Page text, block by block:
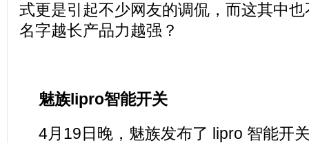
式更是引起不少网友的调侃，而这其中
名字越长产品力越强？
魅族lipro智能开关
4月19日晚，魅族发布了 lipro 智能开